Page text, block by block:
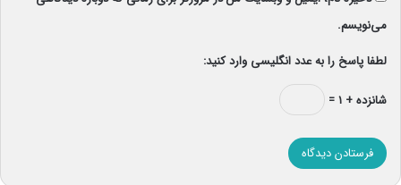
می‌نویسم.
لطفا پاسخ را به عدد انگلیسی وارد کنید:
شانزده + ۱ =